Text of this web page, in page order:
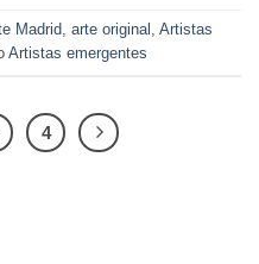
Madrid arte original
Artistas
Artistas emergentes
4